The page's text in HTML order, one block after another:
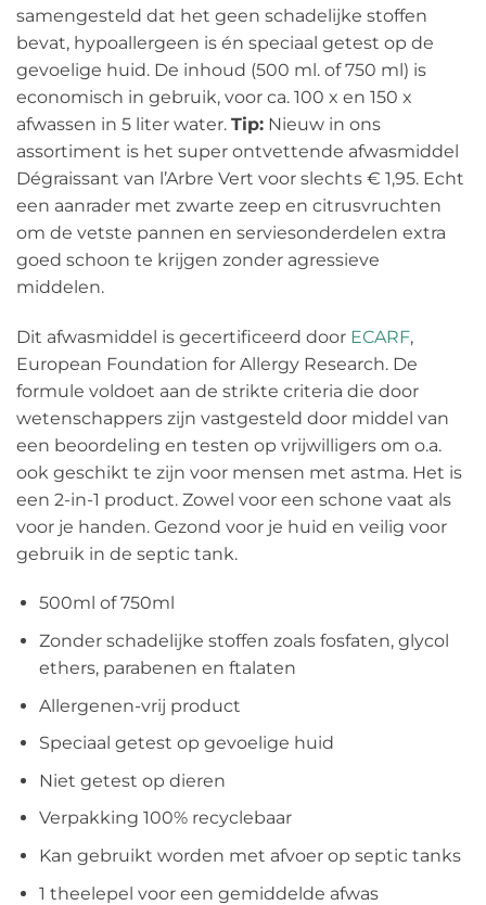
samengesteld dat het geen schadelijke stoffen
bevat, hypoallergeen is én speciaal getest op de
gevoelige huid. De inhoud (500 ml. of 750 ml) is
economisch in gebruik, voor ca. 100 x en 150 x
afwassen in 5 liter water. Tip: Nieuw in ons
assortiment is het super ontvettende afwasmiddel
Dégraissant van l’Arbre Vert voor slechts € 1,95. Echt
een aanrader met zwarte zeep en citrusvruchten
om de vetste pannen en serviesonderdelen extra
goed schoon te krijgen zonder agressieve
middelen.
Dit afwasmiddel is gecertificeerd door ECARF,
European Foundation for Allergy Research. De
formule voldoet aan de strikte criteria die door
wetenschappers zijn vastgesteld door middel van
een beoordeling en testen op vrijwilligers om o.a.
ook geschikt te zijn voor mensen met astma. Het is
een 2-in-1 product. Zowel voor een schone vaat als
voor je handen. Gezond voor je huid en veilig voor
gebruik in de septic tank.
500ml of 750ml
Zonder schadelijke stoffen zoals fosfaten, glycol
ethers, parabenen en ftalaten
Allergenen-vrij product
Speciaal getest op gevoelige huid
Niet getest op dieren
Verpakking 100% recyclebaar
Kan gebruikt worden met afvoer op septic tanks
1 theelepel voor een gemiddelde afwas